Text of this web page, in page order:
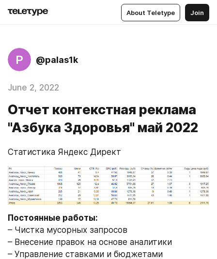
About Teletype Join
P @palas1k
June 2, 2022
Отчет контекстная реклама
"Азбука Здоровья" май 2022
Статистика Яндекс Директ
Постоянные работы:
– Чистка мусорных запросов
– Внесение правок на основе аналитики
– Управление ставками и бюджетами